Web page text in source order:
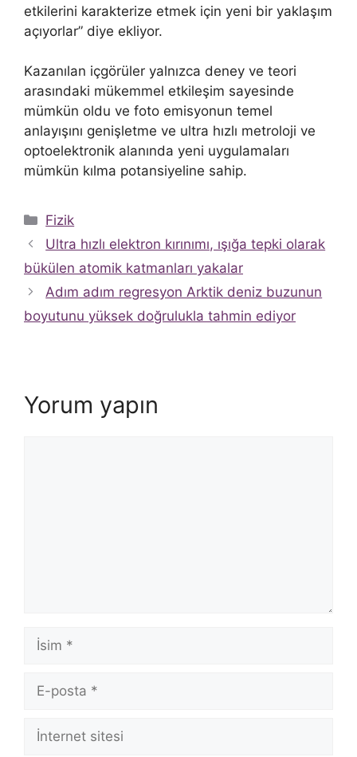
etkilerini karakterize etmek için yeni bir yaklaşım
açıyorlar” diye ekliyor.
Kazanılan içgörüler yalnızca deney ve teori
arasındaki mükemmel etkileşim sayesinde
mümkün oldu ve foto emisyonun temel
anlayışını genişletme ve ultra hızlı metroloji ve
optoelektronik alanında yeni uygulamaları
mümkün kılma potansiyeline sahip.
Kategoriler
Fizik
Ultra hızlı elektron kırınımı, ışığa tepki olarak
bükülen atomik katmanları yakalar
Adım adım regresyon Arktik deniz buzunun
boyutunu yüksek doğrulukla tahmin ediyor
Yorum yapın
İsim
posta
İnternet